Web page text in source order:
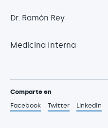
Dr. Ramón Rey
Medicina Interna
Comparte en
Facebook
Twitter LinkedIn